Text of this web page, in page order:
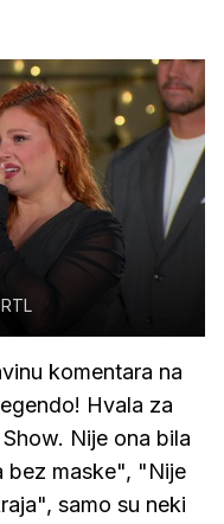
komentara na
Hvala za
Nije ona bila
bez maske", "Nije
samo su neki